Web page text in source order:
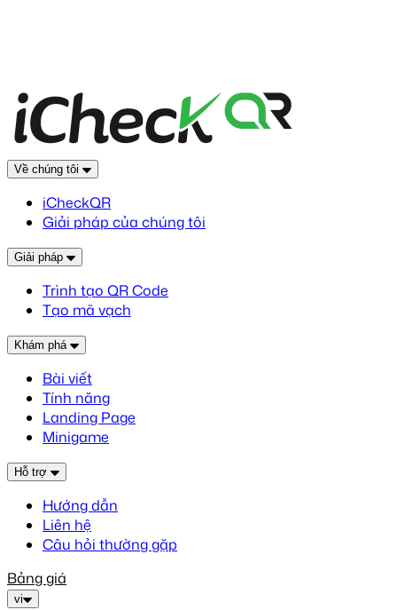
Về chúng tôi
iCheckQR
Giải pháp của chúng tôi
Giải pháp
Trình tạo QR Code
Tạo mã vạch
Khám phá
Bài viết
Tính năng
Landing Page
Minigame
Hỗ trợ
Hướng dẫn
Liên hệ
Câu hỏi thường gặp
Bảng giá
vi